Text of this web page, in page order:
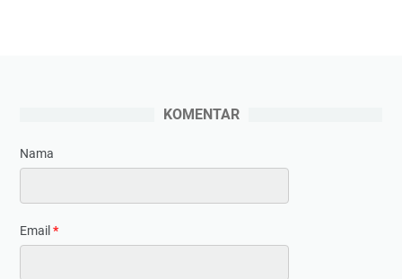
KOMENTAR
Nama
Email *